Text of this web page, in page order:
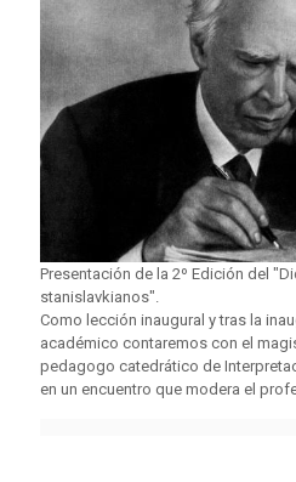
Presentación de la 2º Edición del
stanislavkianos".
Como lección inaugural y tras la
académico contaremos con el
pedagogo catedrático de
en un encuentro que modera el